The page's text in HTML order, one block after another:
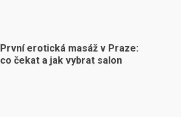
První erotická masáž v Praze:
co čekat a jak vybrat salon